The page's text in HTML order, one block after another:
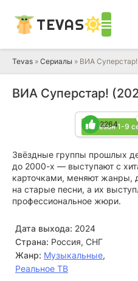
TEVAS
Tevas » Сериалы » ВИА Суперстар!
ВИА Суперстар!
2 сезон 1-9
2264
Звёздные группы прошлых
до 2000-х — выступают с
карточками, меняют жанры,
на старые песни, а их
профессиональное жюри.
Дата выхода: 2024
Страна: Россия, СНГ
Жанр: Музыкальные,
Реальное ТВ